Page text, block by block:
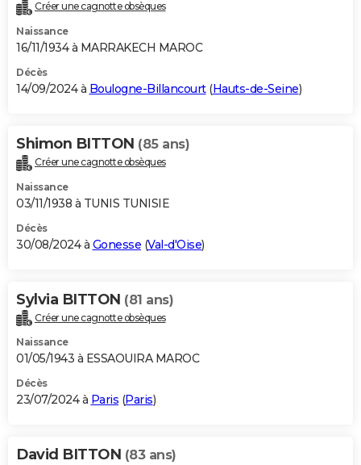
Créer une cagnotte obsèques
Naissance
16/11/1934 à MARRAKECH MAROC
Décès
14/09/2024 à Boulogne-Billancourt(Hauts-de-Seine)
Shimon BITTON (85 ans)
Créer une cagnotte obsèques
Naissance
03/11/1938 à TUNIS TUNISIE
Décès
30/08/2024 à Gonesse (Val-d'Oise)
Sylvia BITTON (81 ans)
Créer une cagnotte obsèques
Naissance
01/05/1943 à ESSAOUIRA MAROC
Décès
23/07/2024 à Paris (Paris)
David BITTON (83 ans)